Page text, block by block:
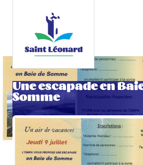
Une escapade en
Somme